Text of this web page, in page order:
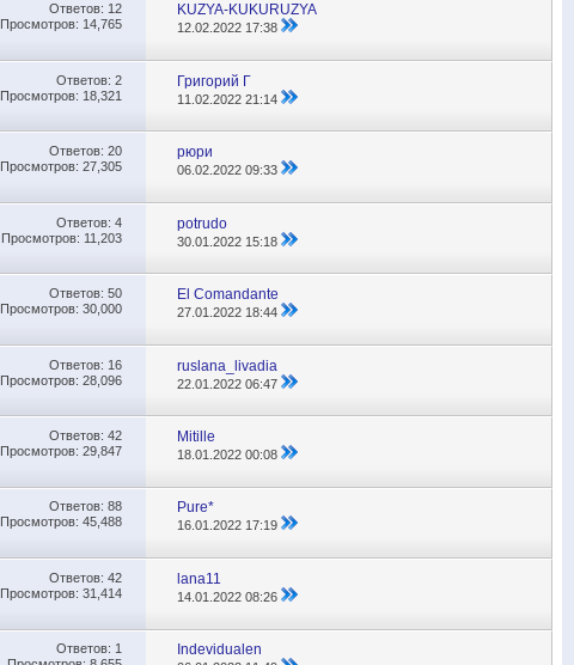
Ответов: 12
Просмотров: 14,765
KUZYA-KUKURUZYA
12.02.2022 17:38
Ответов: 2
Просмотров: 18,321
Григорий Г
11.02.202221:14
Ответов: 20
Просмотров: 27,305
рюри
06.02.202209:33
Ответов: 4
Просмотров: 11,203
potrudo
30.01.2022 15:18
Ответов: 50
Просмотров: 30,000
El Comandante
27.01.2022 18:44
Ответов: 16
Просмотров: 28,096
ruslana_livadia
22.01.202206:47
Ответов: 42
Просмотров: 29,847
Mitille
18.01.202200:08
Ответов: 88
Просмотров: 45,488
Pure*
16.01.202217:19
Ответов: 42
Просмотров: 31,414
lana11
14.01.202208:26
Ответов: 1
Indevidualen